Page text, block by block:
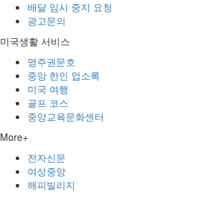
배달 임시 중지 요청
광고문의
미국생활 서비스
영주권문호
중앙 한인 업소록
미국 여행
골프 코스
중앙교육문화센터
More+
전자신문
여성중앙
해피빌리지